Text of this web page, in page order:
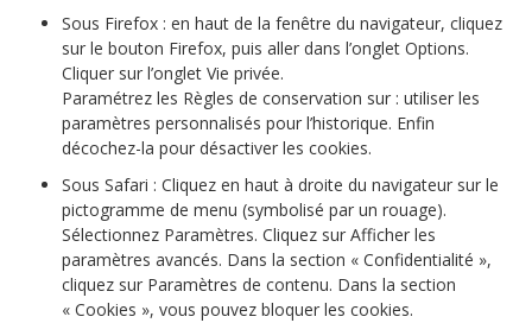
Sous Firefox : en haut de la fenêtre du navigateur, cliquez
sur le bouton Firefox, puis aller dans l’onglet Options.
Cliquer sur l’onglet Vie privée.
Paramétrez les Règles de conservation sur : utiliser les
paramètres personnalisés pour l’historique. Enfin
décochez-la pour désactiver les cookies.
Sous Safari : Cliquez en haut à droite du navigateur sur le
pictogramme de menu (symbolisé par un rouage).
Sélectionnez Paramètres. Cliquez sur Afficher les
paramètres avancés. Dans la section « Confidentialité »,
cliquez sur Paramètres de contenu. Dans la section
« Cookies », vous pouvez bloquer les cookies.